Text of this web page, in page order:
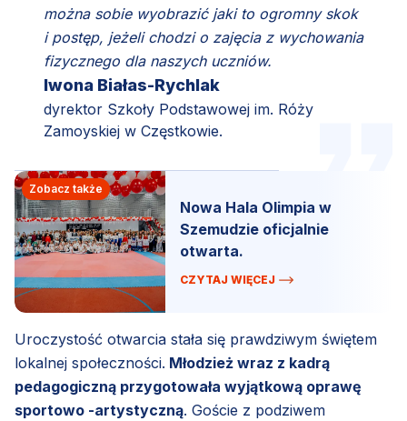
można sobie wyobrazić jaki to ogromny skok
i postęp, jeżeli chodzi o zajęcia z wychowania
fizycznego dla naszych uczniów.
Iwona Białas-Rychlak
dyrektor Szkoły Podstawowej im. Róży
Zamoyskiej w Częstkowie.
Zobacz także
Nowa Hala Olimpia w
Szemudzie oficjalnie
otwarta.
CZYTAJ WIĘCEJ
Uroczystość otwarcia stała się prawdziwym świętem
lokalnej społeczności. Młodzież wraz z kadrą
pedagogiczną przygotowała wyjątkową oprawę
sportowo -artystyczną. Goście z podziwem